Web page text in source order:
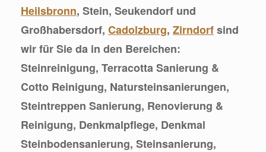
Heilsbronn, Stein, Seukendorf und
Großhabersdorf, Cadolzburg, Zirndorfsind
wir für Sie da in den Bereichen:
Steinreinigung, Terracotta Sanierung &
Cotto Reinigung, Natursteinsanierungen,
Steintreppen Sanierung, Renovierung &
Reinigung, Denkmalpflege, Denkmal
Steinbodensanierung, Steinsanierung,